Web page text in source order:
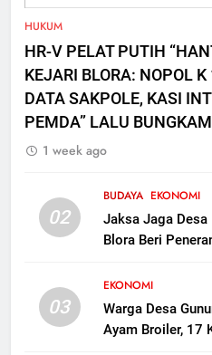
HUKUM
HR-V PELAT PUTIH
KEJARI BLORA: NOPOL
DATA SAKPOLE, KASI
PEMDA” LALU BUNGKAM
1 week ago
02
BUDAYA EKONOMI
Jaksa Jaga Desa
Blora Beri
03
EKONOMI
Warga Desa
Ayam Broiler, 17